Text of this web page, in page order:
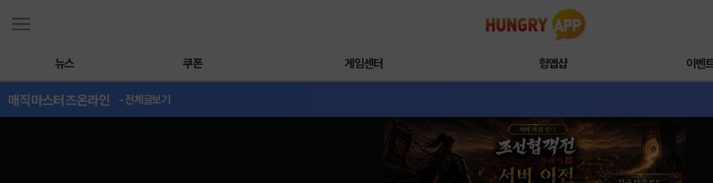
뉴스 쿠폰 게임센터 헝앱샵 이벤
매직마스터즈온라인 - 전체글보기